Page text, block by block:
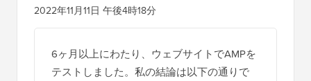
2022年11月11日 午後4時18分
6ヶ月以上にわたり、ウェブサイトでAMPを
テストしました。私の結論は以下の通りで